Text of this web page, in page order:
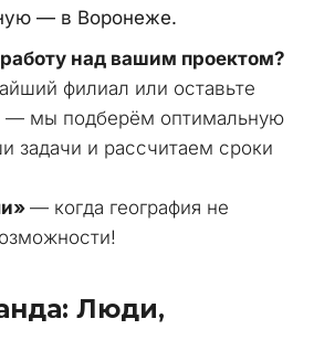
— в Воронеже.
работу над вашим проектом?
филиал или оставьте
— мы подберём оптимальную
задачи и рассчитаем сроки
— когда география не
Люди,